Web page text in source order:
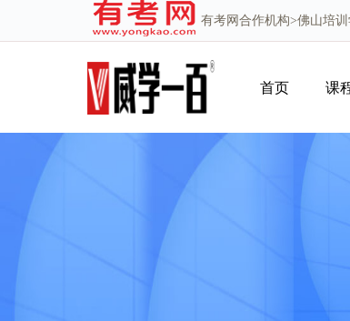
有考网 合作机构>佛山培
首页 课